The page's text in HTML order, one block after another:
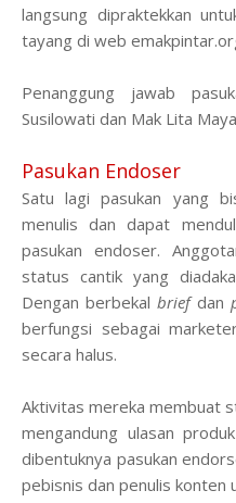
langsung dipraktekkan
tayang di web
Penanggung jawab
Susilowati dan Mak Lita
Pasukan Endoser
Satu lagi pasukan yang
menulis dan dapat
pasukan endoser.
status cantik yang
Dengan berbekal briefdan
berfungsi sebagai
secara halus.
Aktivitas mereka membuat
mengandung ulasan
dibentuknya pasukan
pebisnis dan penulis konten